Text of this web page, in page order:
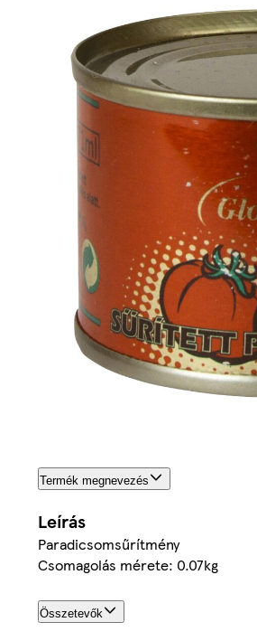
Termék megnevezés
Leírás
Paradicsomsűrítmény
Csomagolás mérete: 0.07kg
Összetevők